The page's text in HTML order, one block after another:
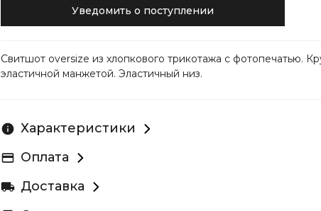
Уведомить о поступлении
Свитшот oversize из хлопкового трикотажа с фотопечатью.
эластичной манжетой. Эластичный низ.
Характеристики
Оплата
Доставка